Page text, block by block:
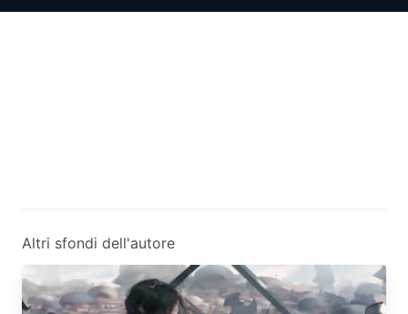
Altri sfondi dell'autore